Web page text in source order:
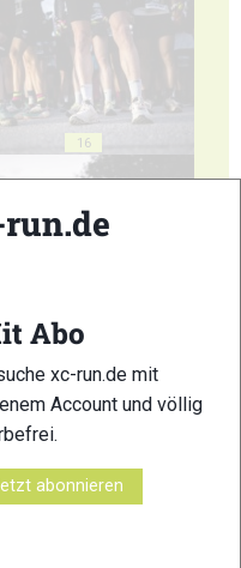
16
20
Abo
xc-run.de mit
Account und völlig
abonnieren